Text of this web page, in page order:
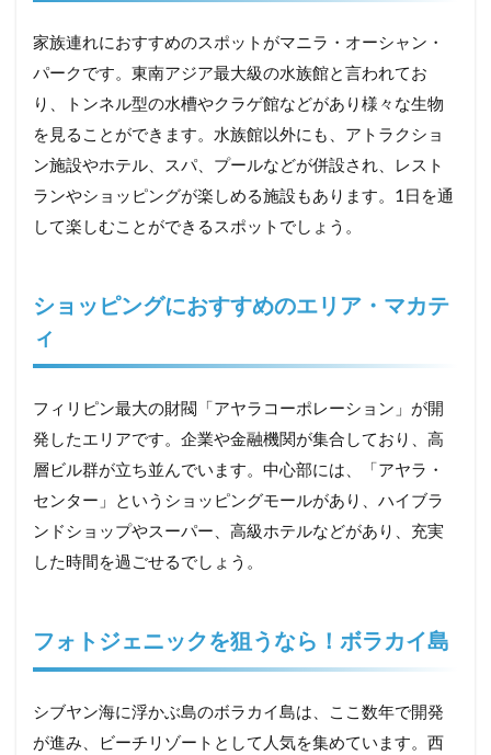
家族連れにおすすめのスポットがマニラ・オーシャン・
パークです。東南アジア最大級の水族館と言われてお
り、トンネル型の水槽やクラゲ館などがあり様々な生物
を見ることができます。水族館以外にも、アトラクショ
ン施設やホテル、スパ、プールなどが併設され、レスト
ランやショッピングが楽しめる施設もあります。1日を通
して楽しむことができるスポットでしょう。
ショッピングにおすすめのエリア・マカテ
ィ
フィリピン最大の財閥「アヤラコーポレーション」が開
発したエリアです。企業や金融機関が集合しており、高
層ビル群が立ち並んでいます。中心部には、「アヤラ・
センター」というショッピングモールがあり、ハイブラ
ンドショップやスーパー、高級ホテルなどがあり、充実
した時間を過ごせるでしょう。
フォトジェニックを狙うなら！ボラカイ島
シブヤン海に浮かぶ島のボラカイ島は、ここ数年で開発
が進み、ビーチリゾートとして人気を集めています。西